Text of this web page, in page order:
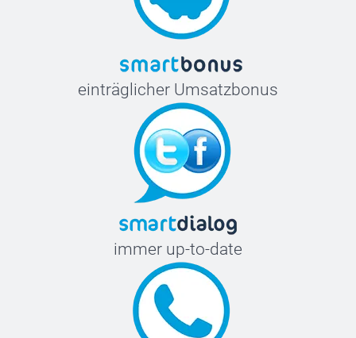
einträglicher Umsatzbonus
immer up-to-date